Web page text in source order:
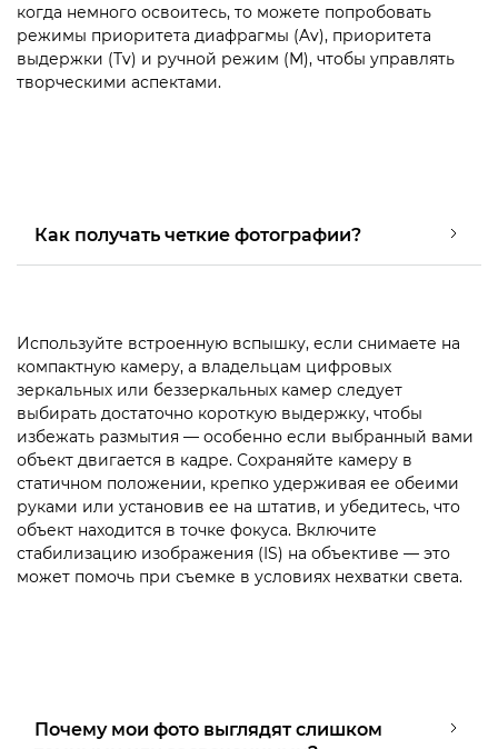
когда немного освоитесь, то можете попробовать
режимы приоритета диафрагмы (Av), приоритета
выдержки (Tv) и ручной режим (M), чтобы управлять
творческими аспектами.
Как получать четкие фотографии?
Используйте встроенную вспышку, если снимаете на
компактную камеру, а владельцам цифровых
зеркальных или беззеркальных камер следует
выбирать достаточно короткую выдержку, чтобы
избежать размытия — особенно если выбранный вами
объект двигается в кадре. Сохраняйте камеру в
статичном положении, крепко удерживая ее обеими
руками или установив ее на штатив, и убедитесь, что
объект находится в точке фокуса. Включите
стабилизацию изображения (IS) на объективе — это
может помочь при съемке в условиях нехватки света.
Почему мои фото выглядят слишком